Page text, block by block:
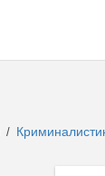
/